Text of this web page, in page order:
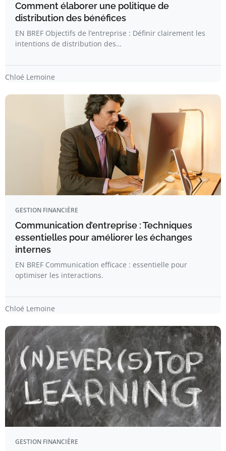
Comment élaborer une politique de
distribution des bénéfices
EN BREF Objectifs de l’entreprise : Définir clairement les
intentions de distribution des…
Chloé Lemoine
GESTION FINANCIÈRE
Communication d’entreprise : Techniques
essentielles pour améliorer les échanges
internes
EN BREF Communication efficace : essentielle pour
optimiser les interactions.
Chloé Lemoine
GESTION FINANCIÈRE